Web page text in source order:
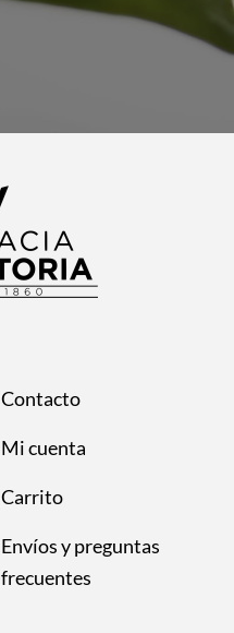
Contacto
Mi cuenta
Carrito
Envíos y preguntas
frecuentes